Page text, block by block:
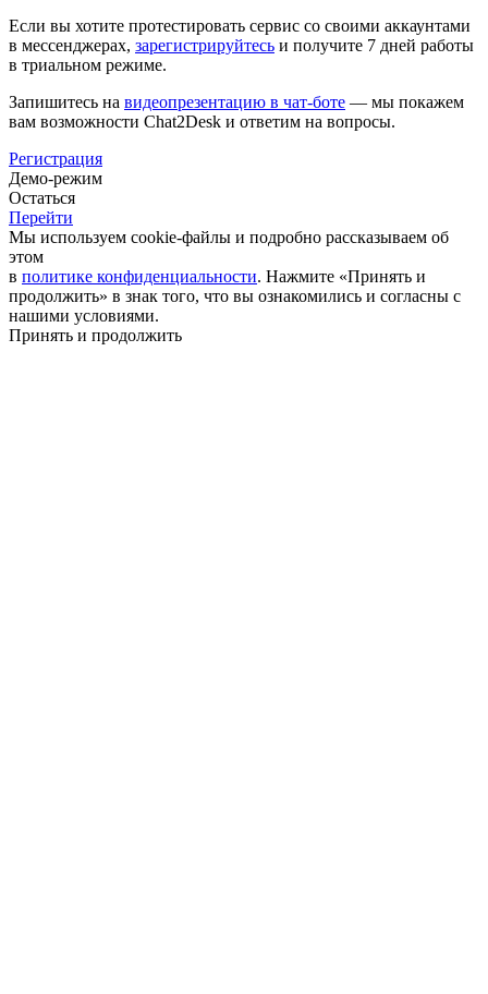
Если вы хотите протестировать сервис со своими аккаунтами
в мессенджерах, зарегистрируйтесь и получите 7 дней работы
в триальном режиме.
Запишитесь на видеопрезентацию в чат-боте — мы покажем
вам возможности Chat2Desk и ответим на вопросы.
Регистрация
Демо-режим
Остаться
Перейти
Мы используем cookie-файлы и подробно рассказываем об
этом
в политике конфиденциальности. Нажмите «Принять и
продолжить» в знак того, что вы ознакомились и согласны с
нашими условиями.
Принять и продолжить